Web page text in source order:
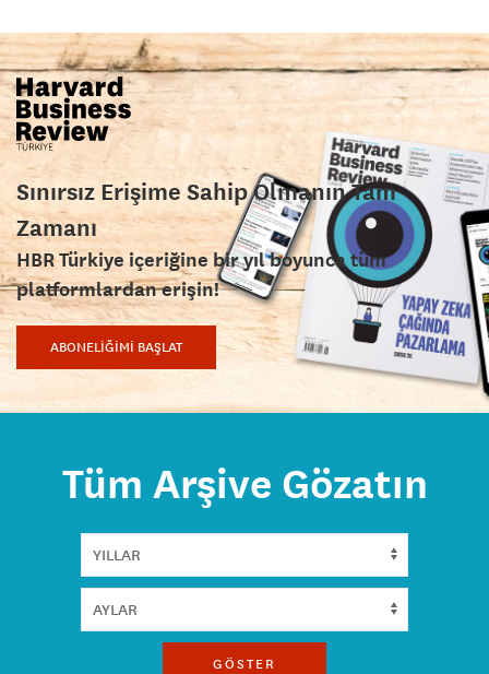
Sınırsız Erişime Sahip Olmanın Tam
Zamanı
HBR Türkiye içeriğine bir yıl boyunca tüm
platformlardan erişin!
ABONELİĞİMİ BAŞLAT
Tüm Arşive Gözatın
GÖSTER